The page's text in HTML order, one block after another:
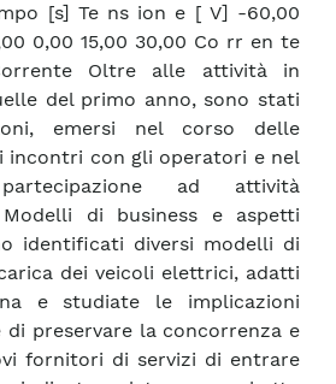
[s] Te ns ion e [ V] -60,00
0,00 15,00 30,00 Co rr en te
Oltre alle attività in
del primo anno, sono stati
emersi nel corso delle
incontri con gli operatori e nel
ad attività
di business e aspetti
identificati diversi modelli di
dei veicoli elettrici, adatti
e studiate le implicazioni
preservare la concorrenza e
fornitori di servizi di entrare